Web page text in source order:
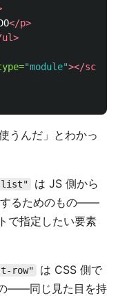
</p>
ul>
"module"></
うんだ」とわかっ
list" は JS 側から
するためのもの——
で指定したい要素
row"
は CSS 側で
——同じ見た目を持